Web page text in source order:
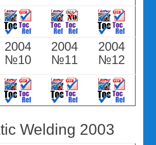
2004
№10
2004
№11
2004
№12
Welding 2003